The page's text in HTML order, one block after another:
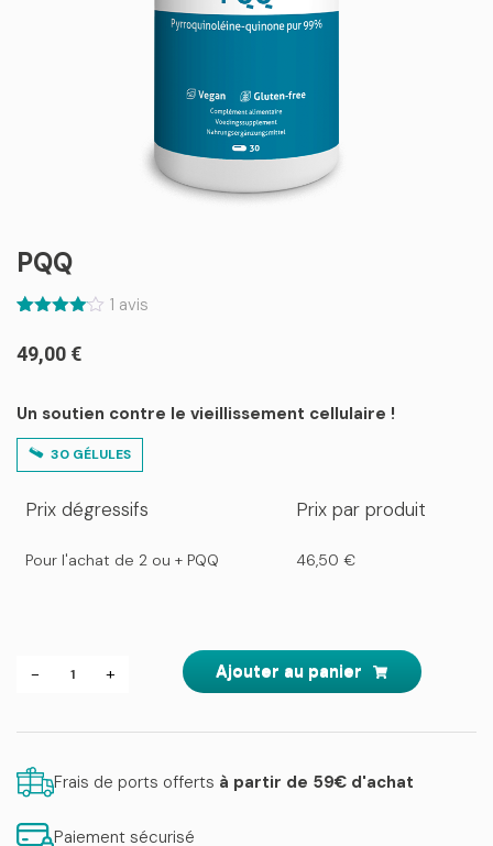
PQQ
4.00
sur 5
notation
1 avis
49,00 €
Un soutien contre le vieillissement cellulaire !
30 GÉLULES
Prix dégressifs Prix par produit
Pour l'achat de 2 ou + PQQ 46,50 €
- de + Ajouter au panier
Frais de ports offerts à partir de 59€ d'achat
Paiement sécurisé